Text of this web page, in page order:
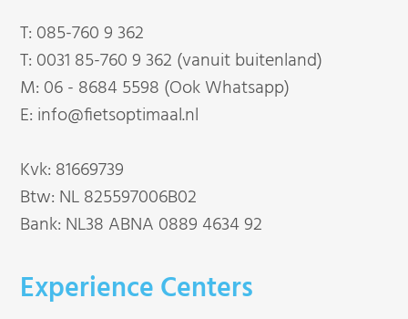
T: 085-760 9 362
T: 0031 85-760 9 362 (vanuit buitenland)
M: 06 - 8684 5598 (Ook Whatsapp)
E: info@fietsoptimaal.nl
Kvk: 81669739
Btw: NL 825597006B02
Bank: NL38 ABNA 0889 4634 92
Experience Centers